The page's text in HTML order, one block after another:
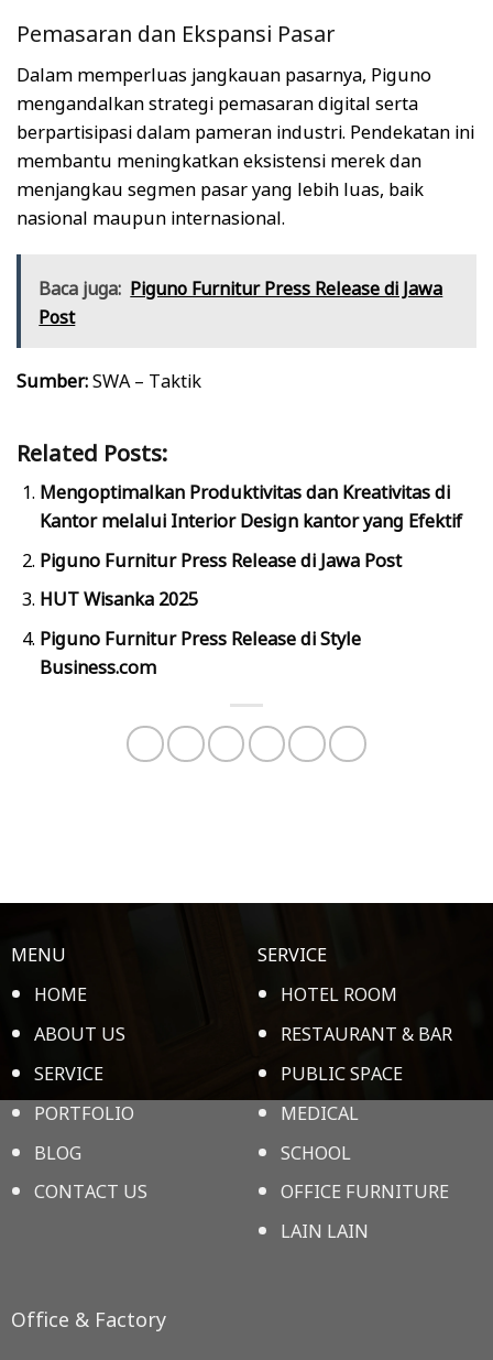
Pemasaran dan Ekspansi Pasar
Dalam memperluas jangkauan pasarnya, Piguno
mengandalkan strategi pemasaran digital serta
berpartisipasi dalam pameran industri. Pendekatan ini
membantu meningkatkan eksistensi merek dan
menjangkau segmen pasar yang lebih luas, baik
nasional maupun internasional.
Baca juga: Piguno Furnitur Press Release di Jawa
Post
Sumber:SWA – Taktik
Related Posts:
Mengoptimalkan Produktivitas dan Kreativitas di
Kantor melalui Interior Design kantor yang Efektif
Piguno Furnitur Press Release di Jawa Post
HUT Wisanka 2025
Piguno Furnitur Press Release di Style
Business.com
MENU
HOME
ABOUT US
SERVICE
PORTFOLIO
BLOG
CONTACT US
SERVICE
HOTEL ROOM
RESTAURANT & BAR
PUBLIC SPACE
MEDICAL
SCHOOL
OFFICE FURNITURE
LAIN LAIN
Office & Factory